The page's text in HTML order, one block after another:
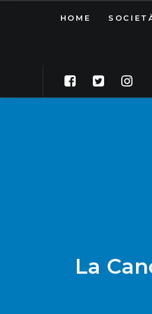
HOME
La